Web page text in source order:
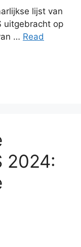
lijst van
uitgebracht op
… Read
2024: